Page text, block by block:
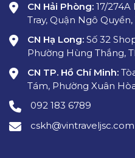
CN Hải Phòng: 17/
Tray, Quận Ngô
CN Hạ Long: Số 32
Phường Hùng Thắng,
CN TP. Hồ Chí Minh:
Tám, Phường Xuân
092 183 6789
cskh@vintraveljsc.com